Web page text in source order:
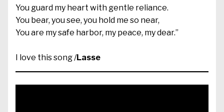
You guard my heart with gentle reliance.
You bear, you see, you hold me so near,
You are my safe harbor, my peace, my dear.”
I love this song /Lasse